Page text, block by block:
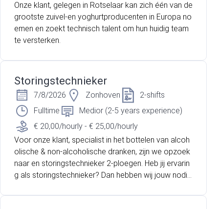
Onze klant, gelegen in Rotselaar kan zich één van de
grootste zuivel-en yoghurtproducenten in Europa no
emen en zoekt technisch talent om hun huidig team
te versterken.
Storingstechnieker
7/8/2026 Zonhoven
2-shifts
Fulltime
Medior (2-5 years experience)
€ 20,00/hourly - € 25,00/hourly
Voor onze klant, specialist in het bottelen van alcoh
olische & non-alcoholische dranken, zijn we opzoek
naar en storingstechnieker 2-ploegen. Heb jij ervarin
g als storingstechnieker? Dan hebben wij jouw nodi